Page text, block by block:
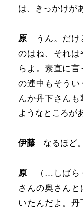
は、きっかけが
原 うん。だけ
のはね、それは
らよ。素直に
の連中もそうい
んか丹下さんも
ようなところが
伊藤 なるほど。
原 （…しばら
さんの奥さん
いたんだよ。